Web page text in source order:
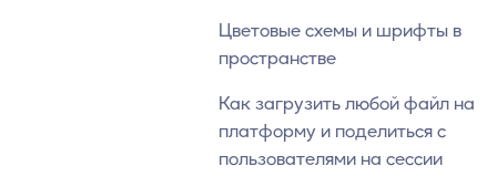
Цветовые схемы и шрифты в
пространстве
Как загрузить любой файл на
платформу и поделиться с
пользователями на сессии